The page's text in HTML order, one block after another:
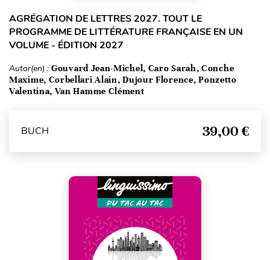
AGRÉGATION DE LETTRES 2027. TOUT LE
PROGRAMME DE LITTÉRATURE FRANÇAISE EN UN
VOLUME - ÉDITION 2027
Autor(en) : Gouvard Jean-Michel, Caro Sarah, Conche
Maxime, Corbellari Alain, Dujour Florence, Ponzetto
Valentina, Van Hamme Clément
BUCH 39,00 €